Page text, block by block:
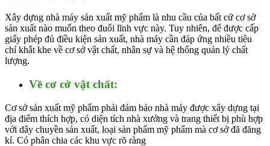
Xây dựng nhà máy sản xuất mỹ phẩm là nhu cầu của bất cứ cơ sở
sản xuất nào muốn theo đuổi lĩnh vực này. Tuy nhiên, để được cấp
giấy phép đủ điều kiện sản xuất, nhà máy cần đáp ứng nhiều tiêu
chí khắt khe về cơ sở vật chất, nhân sự và hệ thống quản lý chất
lượng.
Về cơ cở vật chất:
Cơ sở sản xuất mỹ phẩm phải đảm bảo nhà máy được xây dựng tại
địa điểm thích hợp, có diện tích nhà xưởng và trang thiết bị phù hợp
với dây chuyền sản xuất, loại sản phẩm mỹ phẩm mà cơ sở đã đăng
kí. Có phân chia các khu vực rõ ràng